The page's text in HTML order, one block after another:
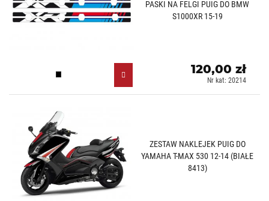
PASKI NA FELGI PUIG DO BMW
S1000XR 15-19
Czarny (N)
120,00 zł
Nr kat: 20214
ZESTAW NAKLEJEK PUIG DO
YAMAHA T-MAX 530 12-14 (BIAŁE
8413)